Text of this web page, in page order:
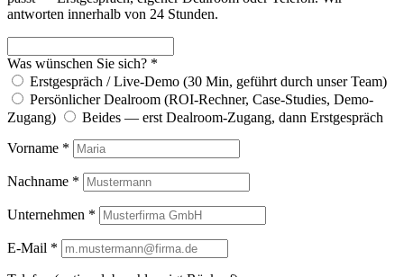
antworten innerhalb von 24 Stunden.
Was wünschen Sie sich? *
Erstgespräch / Live-Demo (30 Min, geführt durch unser Team)
Persönlicher Dealroom (ROI-Rechner, Case-Studies, Demo-
Zugang)
Beides — erst Dealroom-Zugang, dann Erstgespräch
Vorname *
Nachname *
Unternehmen *
E-Mail *